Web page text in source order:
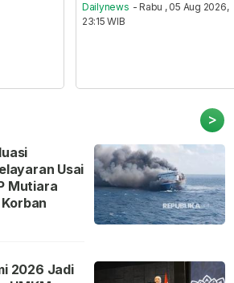
Dailynews - Rabu , 05 Aug 2026,
23:15 WIB
>
Usai
Mutiara
2026 Jadi